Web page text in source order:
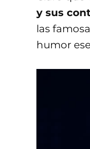
y sus
las
humor